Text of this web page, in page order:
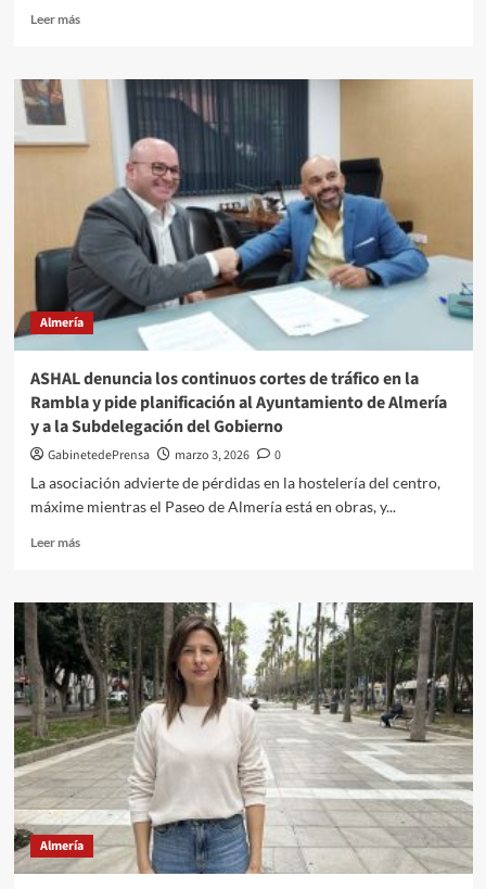
Leer másLeer
El
Ayuntamiento
el
concurso
‘Cartel
Anunciador
de
Feria
Fiestas
de
hasta
el
29
de
Almería
ASHAL denuncia los continuos cortes de tráfico en la
Rambla y pide planificación al Ayuntamiento de Almería
y a la Subdelegación del Gobierno
GabinetedePrensa marzo 3, 2026
0
La asociación advierte de pérdidas en la hostelería del centro,
máxime mientras el Paseo de Almería está en obras, y...
Leer másLeer
ASHAL
denuncia
los
continuos
cortes
de
tráfico
en
la
Rambla
y
pide
planificación
al
Almería